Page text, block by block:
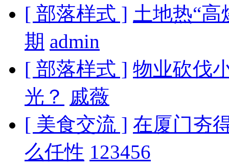
[ 部落样式 ] 土地热“
期 admin
[ 部落样式 ] 物业砍伐
光？ 戚薇
[ 美食交流 ] 在厦门夯
么任性 123456